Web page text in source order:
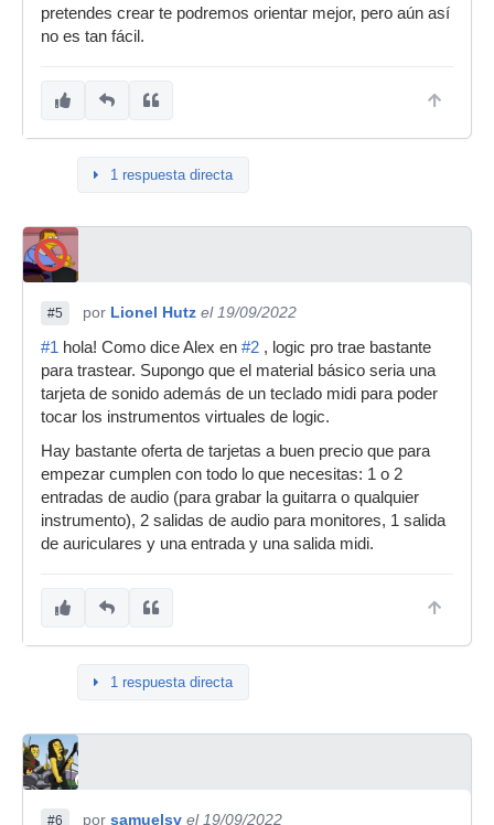
pretendes crear te podremos orientar mejor, pero aún así
no es tan fácil.
1 respuesta directa
#5 por Lionel Hutz el 19/09/2022
#1 hola! Como dice Alex en #2 , logic pro trae bastante
para trastear. Supongo que el material básico seria una
tarjeta de sonido además de un teclado midi para poder
tocar los instrumentos virtuales de logic.
Hay bastante oferta de tarjetas a buen precio que para
empezar cumplen con todo lo que necesitas: 1 o 2
entradas de audio (para grabar la guitarra o qualquier
instrumento), 2 salidas de audio para monitores, 1 salida
de auriculares y una entrada y una salida midi.
1 respuesta directa
#6 por samuelsv el 19/09/2022